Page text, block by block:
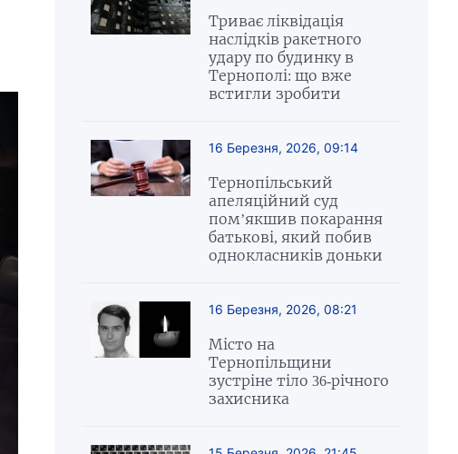
Триває ліквідація
наслідків ракетного
удару по будинку в
Тернополі: що вже
встигли зробити
16 Березня, 2026, 09:14
Тернопільський
апеляційний суд
пом’якшив покарання
батькові, який побив
однокласників доньки
16 Березня, 2026, 08:21
Місто на
Тернопільщини
зустріне тіло 36-річного
захисника